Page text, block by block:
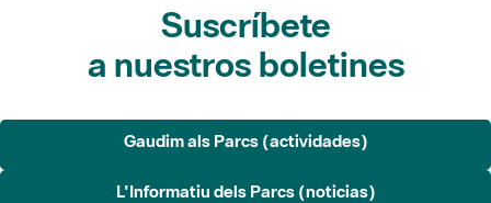
Suscríbete
a nuestros boletines
Gaudim als Parcs (actividades)
L'Informatiu dels Parcs (noticias)